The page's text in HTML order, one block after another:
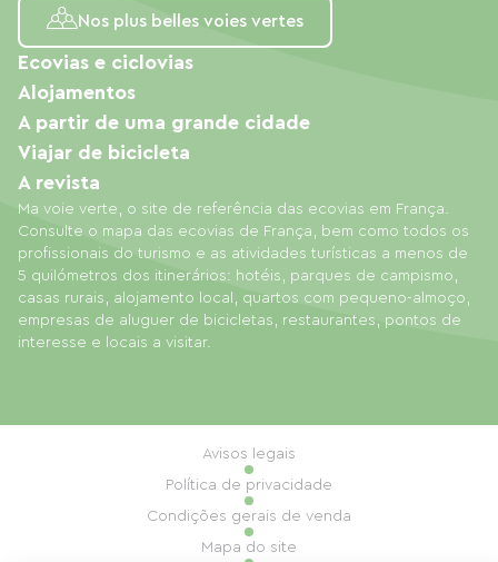
Nos plus belles voies vertes
Ma voie verte, o site de referência das ecovias em França.
Consulte o mapa das ecovias de França, bem como todos os
profissionais do turismo e as atividades turísticas a menos de
5 quilómetros dos itinerários: hotéis, parques de campismo,
casas rurais, alojamento local, quartos com pequeno-almoço,
empresas de aluguer de bicicletas, restaurantes, pontos de
interesse e locais a visitar.
Ecovias e ciclovias
Alojamentos
A partir de uma grande cidade
Viajar de bicicleta
A revista
Avisos legais
Política de privacidade
Condições gerais de venda
Mapa do site